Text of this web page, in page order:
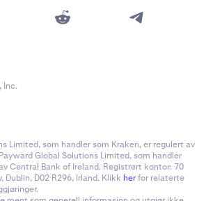
Inc.
Limited, som handler som Kraken, er regulert av
Global Solutions Limited, som handler
Central Bank of Ireland. Registrert kontor: 70
Dublin, D02 R296, Irland. Klikk herfor relaterte